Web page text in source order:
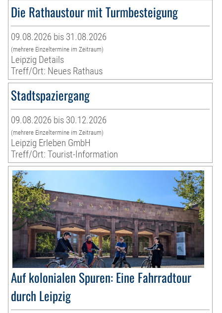
Die Rathaustour mit Turmbesteigung
09.08.2026 bis 31.08.2026
(mehrere Einzeltermine im Zeitraum)
Leipzig Details
Treff/Ort: Neues Rathaus
Stadtspaziergang
09.08.2026 bis 30.12.2026
(mehrere Einzeltermine im Zeitraum)
Leipzig Erleben GmbH
Treff/Ort: Tourist-Information
Auf kolonialen Spuren: Eine Fahrradtour
durch Leipzig